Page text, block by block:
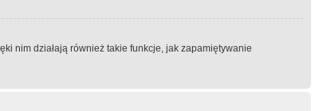
nim działają również takie funkcje, jak zapamiętywanie